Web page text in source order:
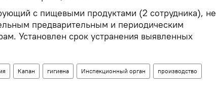
с пищевыми продуктами (2 сотрудника), не
предварительным и периодическим
Установлен срок устранения выявленных
Капан гигиена Инспекционный орган производство